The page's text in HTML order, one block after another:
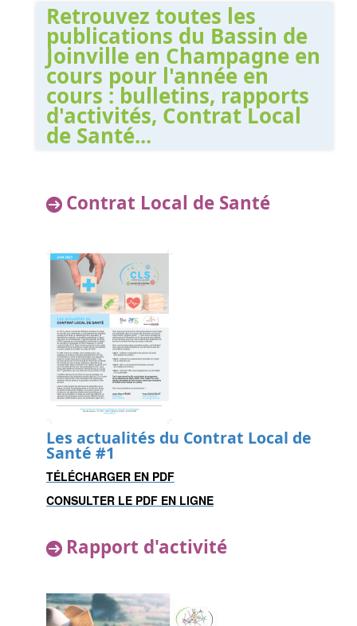
Retrouvez toutes les
publications du Bassin de
Joinville en Champagne en
cours pour l'année en
cours : bulletins, rapports
d'activités, Contrat Local
de Santé...
Contrat Local de Santé
Les actualités du Contrat Local de
Santé #1
TÉLÉCHARGER EN PDF
CONSULTER LE PDF EN LIGNE
Rapport d'activité